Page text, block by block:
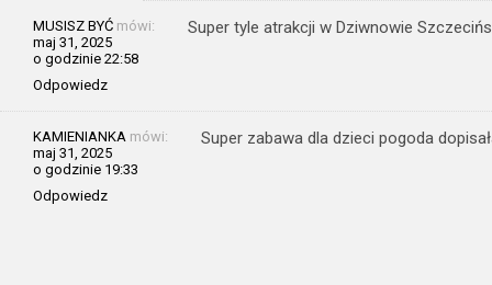
MUSISZ BYĆ mówi:
maj 31, 2025
o godzinie 22:58
Odpowiedz
Super tyle atrakcji w Dziwnowie
KAMIENIANKA mówi:
maj 31, 2025
o godzinie 19:33
Odpowiedz
Super zabawa dla dzieci pogoda